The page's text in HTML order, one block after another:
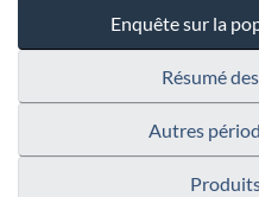
Enquête sur la
Résumé
Autres